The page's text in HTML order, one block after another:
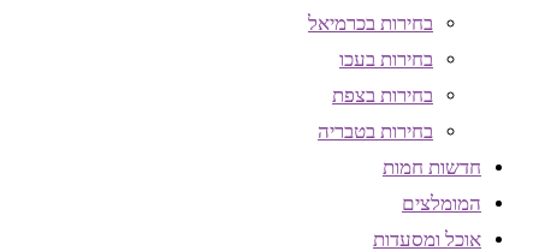
בחירות בכרמיאל
בחירות בעכו
בחירות בצפת
בחירות בטבריה
חדשות חמות
המומלצים
אוכל ומסעדות